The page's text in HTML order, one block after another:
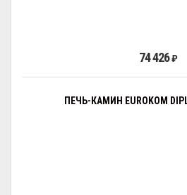
74 426₽
ПЕЧЬ-КАМИН EUROKOM